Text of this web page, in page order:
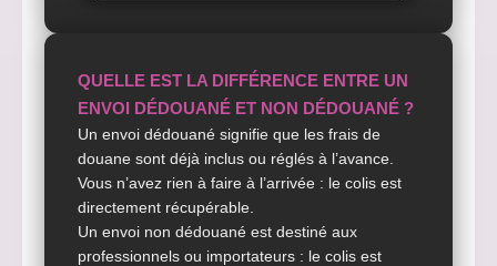
QUELLE EST LA DIFFÉRENCE ENTRE UN
ENVOI DÉDOUANÉ ET NON DÉDOUANÉ ?
Un envoi dédouané signifie que les frais de
douane sont déjà inclus ou réglés à l’avance.
Vous n’avez rien à faire à l’arrivée : le colis est
directement récupérable.
Un envoi non dédouané est destiné aux
professionnels ou importateurs : le colis est